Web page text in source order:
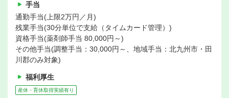
手当
通勤手当(上限2万円／月)
残業手当(30分単位で支給（タイムカード管理）)
資格手当(薬剤師手当 80,000円～)
その他手当(調整手当：30,000円～、地域手当：北九州市・田
川郡のみ対象)
福利厚生
産休・育休取得実績有り